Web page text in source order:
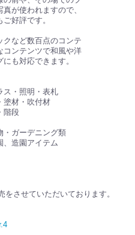
が使われますので、
好評です。
など数百点のコンテ
ンテンツで和風や洋
も対応できます。
ス・照明・表札
塗材・吹付材
階段
・ガーデニング類
、造園アイテム
させていただいております。